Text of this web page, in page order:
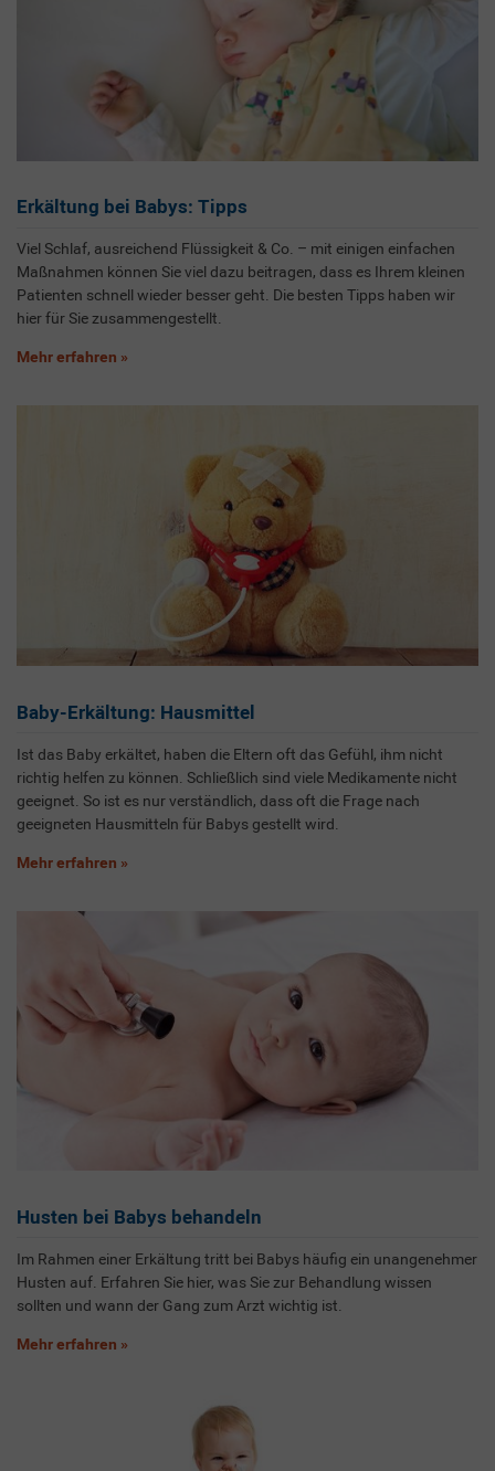
Erkältung bei Babys: Tipps
Viel Schlaf, ausreichend Flüssigkeit & Co. – mit einigen einfachen
Maßnahmen können Sie viel dazu beitragen, dass es Ihrem kleinen
Patienten schnell wieder besser geht. Die besten Tipps haben wir
hier für Sie zusammengestellt.
Mehr erfahren
Baby-Erkältung: Hausmittel
Ist das Baby erkältet, haben die Eltern oft das Gefühl, ihm nicht
richtig helfen zu können. Schließlich sind viele Medikamente nicht
geeignet. So ist es nur verständlich, dass oft die Frage nach
geeigneten Hausmitteln für Babys gestellt wird.
Mehr erfahren
Husten bei Babys behandeln
Im Rahmen einer Erkältung tritt bei Babys häufig ein unangenehmer
Husten auf. Erfahren Sie hier, was Sie zur Behandlung wissen
sollten und wann der Gang zum Arzt wichtig ist.
Mehr erfahren